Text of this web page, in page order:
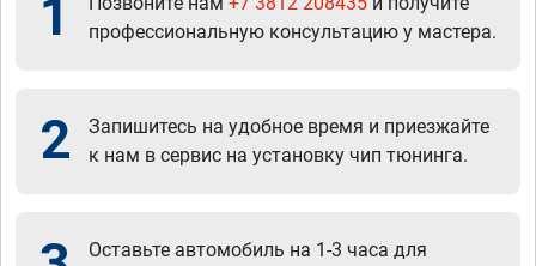
1
профессиональную консультацию у мастера.
2
Запишитесь на удобное время и приезжайте
к нам в сервис на установку чип тюнинга.
Оставьте автомобиль на 1-3 часа для